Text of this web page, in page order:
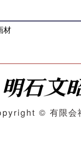
材
© 有限会